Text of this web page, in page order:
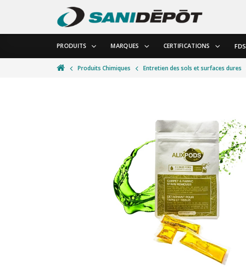
PRODUITS MARQUES CERTIFICATIONS FDS
Produits Chimiques Entretien des sols et surfaces dures